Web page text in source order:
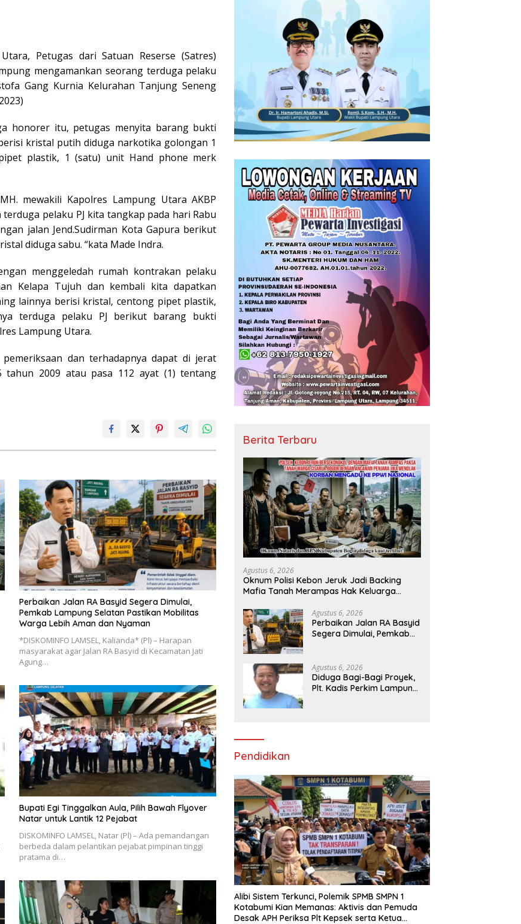
Petugas dari Satuan Reserse (Satres)
mengamankan seorang terduga pelaku
Gang Kurnia Kelurahan Tanjung Seneng
honorer itu, petugas menyita barang bukti
kristal putih diduga narkotika golongan 1
plastik, 1 (satu) unit Hand phone merk
mewakili Kapolres Lampung Utara AKBP
pelaku PJ kita tangkap pada hari Rabu
jalan Jend.Sudirman Kota Gapura berikut
diduga sabu. “kata Made Indra.
menggeledah rumah kontrakan pelaku
Kelapa Tujuh dan kembali kita dapatkan
lainnya berisi kristal, centong pipet plastik,
terduga pelaku PJ berikut barang bukti
Lampung Utara.
dan terhadapnya dapat di jerat
2009 atau pasa 112 ayat (1) tentang
Perbaikan Jalan RA Basyid Segera Dimulai,
Pemkab Lampung Selatan Pastikan Mobilitas
Warga Lebih Aman dan Nyaman
*DISKOMINFO LAMSEL, Kalianda* (Pl) – Harapan
masyarakat agar Jalan RA Basyid di Kecamatan Jati
Agung…
Bupati Egi Tinggalkan Aula, Pilih Bawah Flyover
Natar untuk Lantik 12 Pejabat
DISKOMINFO LAMSEL, Natar (Pl) – Ada pemandangan
berbeda dalam pelantikan pejabat pimpinan tinggi
pratama di…
Berita Terbaru
Agustus 6, 2026
Oknum Polisi Kebon Jeruk Jadi Backing
Mafia Tanah Merampas Hak Keluarga
Agustus 6, 2026
Perbaikan Jalan RA Basyid
Segera Dimulai, Pemkab
Aman dan Nyaman
Agustus 6, 2026
Diduga Bagi-Bagi Proyek,
Plt. Kadis Perkim Lampung
Pendidikan
Alibi Sistem Terkunci, Polemik SPMB SMPN 1
Kotabumi Kian Memanas: Aktivis dan Pemuda
Desak APH Periksa Plt Kepsek serta Ketua